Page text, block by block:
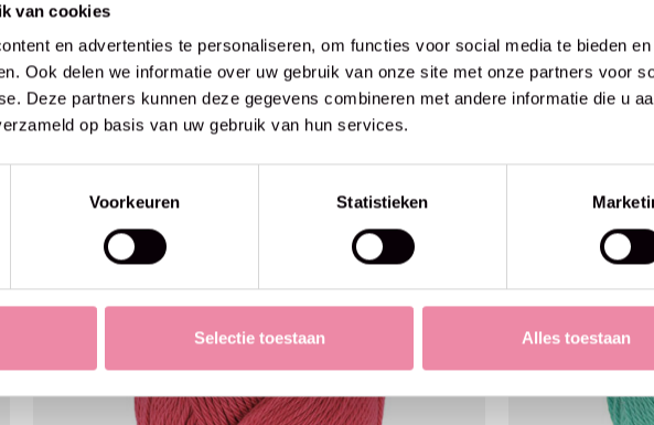
van cookies
en advertenties te personaliseren, om functies voor social media te bieden en
Ook delen we informatie over uw gebruik van onze site met onze partners voor
Deze partners kunnen deze gegevens combineren met andere informatie die u
op basis van uw gebruik van hun services.
Voorkeuren Statistieken
Selectie toestaan Alles toestaan